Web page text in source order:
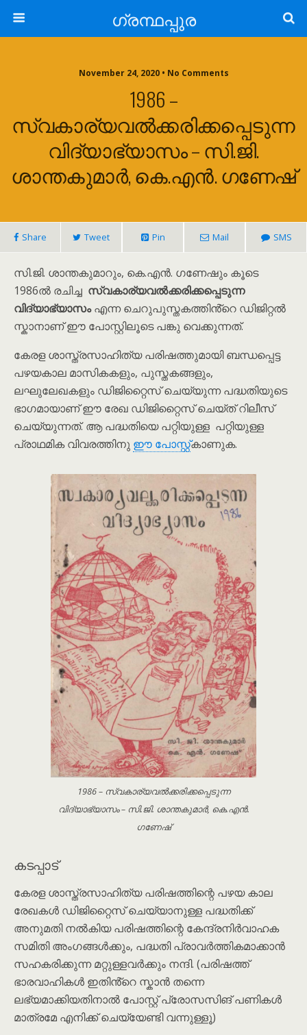
ഗ്രന്ഥപ്പുര
November 24, 2020 • No Comments
1986 –
സ്വകാര്യവൽക്കരിക്കപ്പെടുന്ന
വിദ്യാഭ്യാസം – സി.ജി.
ശാന്തകുമാർ, കെ.എൻ. ഗണേഷ്
Share Tweet Pin Mail SMS
സി.ജി. ശാന്തകുമാറും, കെ.എൻ. ഗണേഷും കൂടെ
1986ൽ രചിച്ച സ്വകാര്യവൽക്കരിക്കപ്പെടുന്ന
വിദ്യാഭ്യാസംഎന്ന ചെറുപുസ്തകത്തിൻ്റെ ഡിജിറ്റൽ
സ്കാനാണ് ഈ പോസ്റ്റിലൂടെ പങ്കു വെക്കുന്നത്.
കേരള ശാസ്ത്രസാഹിത്യ പരിഷത്തുമായി ബന്ധപ്പെട്ട
പഴയകാല മാസികകളും, പുസ്തകങ്ങളും,
ലഘുലേഖകളും ഡിജിറ്റൈസ് ചെയ്യുന്ന പദ്ധതിയുടെ
ഭാഗമായാണ് ഈ രേഖ ഡിജിറ്റൈസ് ചെയ്ത് റിലീസ്
ചെയ്യുന്നത്. ആ പദ്ധതിയെ പറ്റിയുള്ള പറ്റിയുള്ള
പ്രാഥമിക വിവരത്തിനു ഈ പോസ്റ്റ്കാണുക.
1986 – സ്വകാര്യവൽക്കരിക്കപ്പെടുന്ന
വിദ്യാഭ്യാസം – സി.ജി. ശാന്തകുമാർ, കെ.എൻ.
ഗണേഷ്
കടപ്പാട്
കേരള ശാസ്ത്രസാഹിത്യ പരിഷത്തിന്റെ പഴയ കാല
രേഖകൾ ഡിജിറ്റൈസ് ചെയ്യാനുള്ള പദ്ധതിക്ക്
അനുമതി നൽകിയ പരിഷത്തിന്റെ കേന്ദ്രനിര്‍വാഹക
സമിതി അംഗങ്ങൾക്കും, പദ്ധതി പ്രാവർത്തികമാക്കാൻ
സഹകരിക്കുന്ന മറ്റുള്ളവർക്കും നന്ദി. (പരിഷത്ത്
ഭാരവാഹികൾ ഇതിൻ്റെ സ്കാൻ തന്നെ
ലഭ്യമാക്കിയതിനാൽ പോസ്റ്റ് പ്രോസസിങ് പണികൾ
മാത്രമേ എനിക്ക് ചെയ്യേണ്ടി വന്നുള്ളൂ)